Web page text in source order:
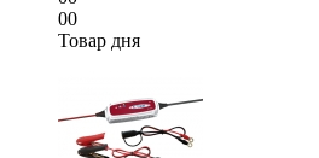
00
Товар дня